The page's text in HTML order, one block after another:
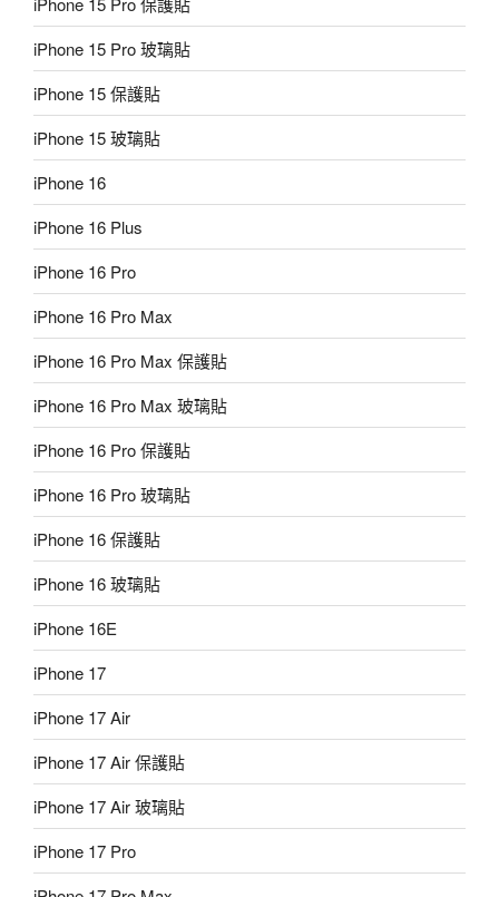
iPhone 15 Pro 玻璃貼
iPhone 15 保護貼
iPhone 15 玻璃貼
iPhone 16
iPhone 16 Plus
iPhone 16 Pro
iPhone 16 Pro Max
iPhone 16 Pro Max 保護貼
iPhone 16 Pro Max 玻璃貼
iPhone 16 Pro 保護貼
iPhone 16 Pro 玻璃貼
iPhone 16 保護貼
iPhone 16 玻璃貼
iPhone 16E
iPhone 17
iPhone 17 Air
iPhone 17 Air 保護貼
iPhone 17 Air 玻璃貼
iPhone 17 Pro